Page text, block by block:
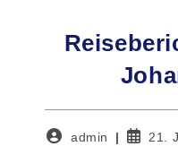
Beitrags-
admin
Beitrag
21.